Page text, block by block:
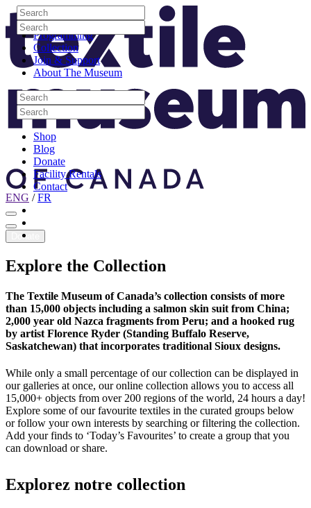
Skip to content
Visit
Programming
Collection
Join & Support
About The Museum
Search
Search
Search
Search
Shop
Blog
Donate
Facility Rentals
Contact
Youtube
Search
Search
Search
Search
Site Logo
ENG /FR
Donate
Explore the Collection
The Textile Museum of Canada’s collection consists of more
than 15,000 objects including a salmon skin suit from China;
2,000 year old Nazca fragments from Peru; and a hooked rug
by artist Florence Ryder (Standing Buffalo Reserve,
Saskatchewan) that incorporates traditional Sioux designs.
While only a small percentage of our collection can be displayed in
our galleries at once, our online collection allows you to access all
15,000+ objects from over 200 regions of the world, 24 hours a day!
Explore some of our favourite textiles in the curated groups below
or follow your own interests by searching or filtering the collection.
Add your finds to ‘Today’s Favourites’ to create a group that you
can download or share.
Explorez notre collection